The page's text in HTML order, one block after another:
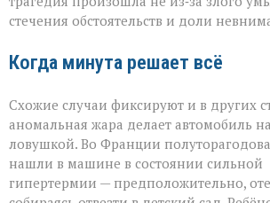
стечения обстоятельств и доли
Когда минута решает всё
Схожие случаи фиксируют и в других
аномальная жара делает автомобиль
ловушкой. Во Франции
нашли в машине в состоянии сильной
гипертермии — предположительно,